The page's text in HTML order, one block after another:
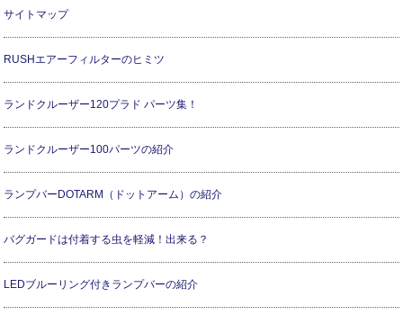
サイトマップ
RUSHエアーフィルターのヒミツ
ランドクルーザー120プラド パーツ集！
ランドクルーザー100パーツの紹介
ランプバーDOTARM（ドットアーム）の紹介
バグガードは付着する虫を軽減！出来る？
LEDブルーリング付きランプバーの紹介